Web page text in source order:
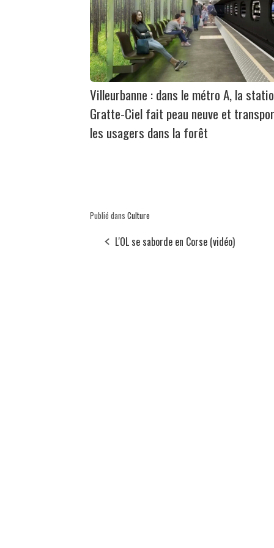
Villeurbanne : dans le métro A, la
Gratte-Ciel fait peau neuve et
les usagers dans la forêt
Publié dans Culture
L'OL se saborde en Corse (vidéo)